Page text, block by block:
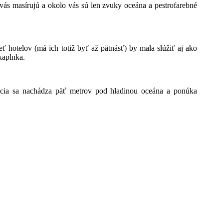
masírujú a okolo vás sú len zvuky oceána a pestrofarebné
hotelov (má ich totiž byť až pätnásť) by mala slúžiť aj ako
sa nachádza päť metrov pod hladinou oceána a ponúka